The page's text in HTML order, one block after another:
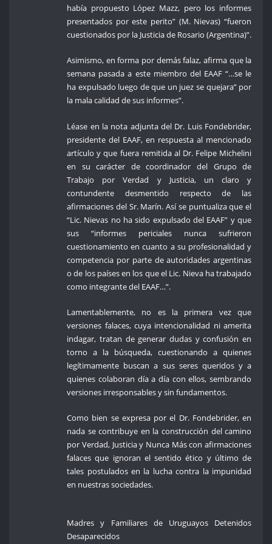
había propuesto López Mazz, pero los informes
presentados por este perito” (M. Nievas) “fueron
cuestionados por la Justicia de Rosario (Argentina)”.
Asimismo, en forma por demás falaz, afirma que la
semana pasada a este miembro del EAAF “…se le
ha expulsado luego de que un juez se quejara” por
la mala calidad de sus informes”.
Léase en la nota adjunta del Dr. Luis Fondebrider,
presidente del EAAF, en respuesta al mencionado
artículo y que fuera remitida al Dr. Felipe Michelini
en su carácter de coordinador del Grupo de
Trabajo por Verdad y Justicia, un claro y
contundente desmentido respecto de las
afirmaciones del Sr. Marín. Así se puntualiza que el
“Lic. Nievas no ha sido expulsado del EAAF” y que
sus “informes periciales nunca sufrieron
cuestionamiento en cuanto a su profesionalidad y
competencia por parte de autoridades argentinas
o de los países en los que el Lic. Nieva ha trabajado
como integrante del EAAF…”.
Lamentablemente, no es la primera vez que
versiones falaces, cuya intencionalidad ni amerita
indagar, tratan de generar dudas y confusión en
torno a la búsqueda, cuestionando a quienes
legítimamente buscan a sus seres queridos y a
quienes colaboran día a día con ellos, sembrando
versiones irresponsables y sin fundamentos.
Como bien se expresa por el Dr. Fondebrider, en
nada se contribuye en la construcción del camino
por Verdad, Justicia y Nunca Más con afirmaciones
falaces que ignoran el sentido ético y último de
tales postulados en la lucha contra la impunidad
en nuestras sociedades.
Madres y Familiares de Uruguayos Detenidos
Desaparecidos